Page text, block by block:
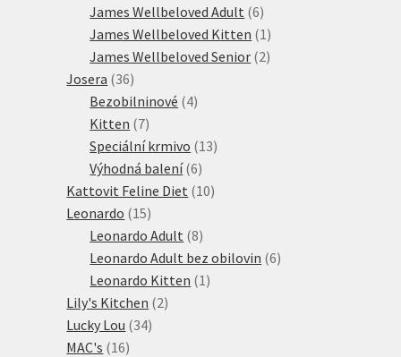
produktů
James Wellbeloved Adult 66
produktů
James Wellbeloved Kitten 1 1
produkt
James Wellbeloved Senior 22
Josera 3636
produktů
Bezobilninové 44
Kitten 77
produktů
Speciální krmivo 1313
Výhodná balení 66
produktů
Kattovit Feline Diet 1010
Leonardo 1515
produktů
Leonardo Adult 88
produktů
Leonardo Adult bez obilovin 66
Leonardo Kitten 1 1
Lily's Kitchen 22
Lucky Lou 3434
MAC's 1616